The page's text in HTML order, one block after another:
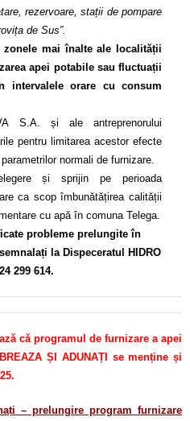
rezervoare, stații de pompare
de Sus”.
zonele mai înalte ale localității
apei potabile sau fluctuații
intervalele orare cu consum
S.A. și ale antreprenorului
pentru limitarea acestor efecte
normali de furnizare.
și sprijin pe perioada
ca scop îmbunătățirea calității
cu apă în comuna Telega.
probleme prelungite în
la Dispeceratul HIDRO
299 614.
că programul de furnizare a apei
ȘI ADUNAȚI se menține și
– prelungire program furnizare